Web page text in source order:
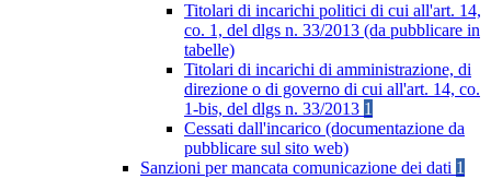
Titolari di incarichi politici di cui all'art. 14,
co. 1, del dlgs n. 33/2013 (da pubblicare in
tabelle)
Titolari di incarichi di amministrazione, di
direzione o di governo di cui all'art. 14, co.
1-bis, del dlgs n. 33/2013 1
Cessati dall'incarico (documentazione da
pubblicare sul sito web)
Sanzioni per mancata comunicazione dei dati 1